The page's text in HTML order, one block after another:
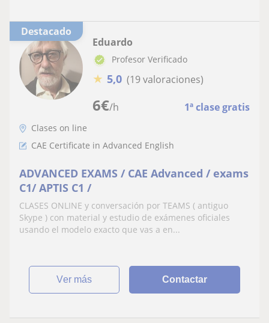
Destacado
6€/h 1ª clase gratis
Eduardo
Profesor Verificado
★ 5,0 (19 valoraciones)
Clases on line
CAE Certificate in Advanced English
ADVANCED EXAMS / CAE Advanced / exams
C1/ APTIS C1 /
CLASES ONLINE y conversación por TEAMS ( antiguo
Skype ) con material y estudio de exámenes oficiales
usando el modelo exacto que vas a en...
ver más Contactar